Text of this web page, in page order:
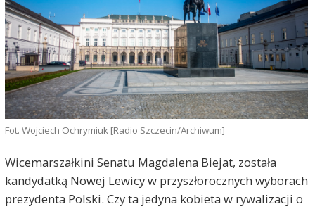
Fot. Wojciech Ochrymiuk [Radio Szczecin/Archiwum]
Wicemarszałkini Senatu Magdalena Biejat, została
kandydatką Nowej Lewicy w przyszłorocznych wyborach
prezydenta Polski. Czy ta jedyna kobieta w rywalizacji o